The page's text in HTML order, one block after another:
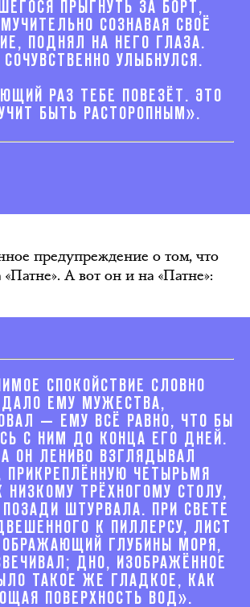
ПРЫГНУТЬ ЗА БОРТ,
СОЗНАВАЯ СВОЁ
ПОДНЯЛ НА НЕГО ГЛАЗА.
СОЧУВСТВЕННО УЛЫБНУЛСЯ.
РАЗ ТЕБЕ ПОВЕЗЁТ. ЭТО
БЫТЬ РАСТОРОПНЫМ».
предупреждение о том, что
А вот он и на «Патне»:
СПОКОЙСТВИЕ СЛОВНО
ЕМУ МУЖЕСТВА,
— ЕМУ ВСЁ РАВНО, ЧТО БЫ
С НИМ ДО КОНЦА ЕГО ДНЕЙ.
ОН ЛЕНИВО ВЗГЛЯДЫВАЛ
ПРИКРЕПЛЁННУЮ ЧЕТЫРЬМЯ
НИЗКОМУ ТРЁХНОГОМУ СТОЛУ,
ШТУРВАЛА. ПРИ СВЕТЕ
К ПИЛЛЕРСУ, ЛИСТ
ГЛУБИНЫ МОРЯ,
ДНО, ИЗОБРАЖЁННОЕ
ТАКОЕ ЖЕ ГЛАДКОЕ, КАК
ПОВЕРХНОСТЬ ВОД».